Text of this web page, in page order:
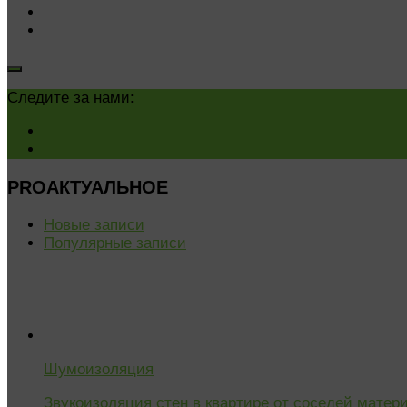
Следите за нами:
PROАКТУАЛЬНОЕ
Новые записи
Популярные записи
Шумоизоляция
Звукоизоляция стен в квартире от соседей